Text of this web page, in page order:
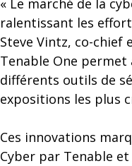
« Le marché de la
ralentissant les
Steve Vintz, co-chief
Tenable One
différents outils de
expositions les plus
Ces innovations
Cyber par Tenable